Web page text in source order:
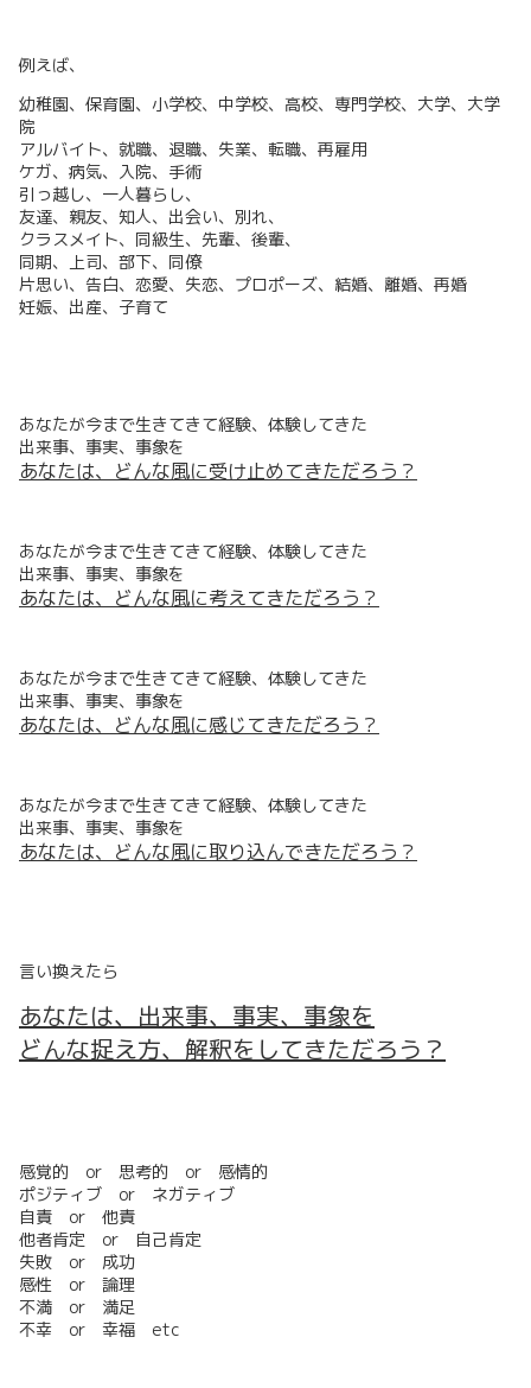
例えば、
幼稚園、保育園、小学校、中学校、高校、専門学校、大学、大学
院
アルバイト、就職、退職、失業、転職、再雇用
ケガ、病気、入院、手術
引っ越し、一人暮らし、
友達、親友、知人、出会い、別れ、
クラスメイト、同級生、先輩、後輩、
同期、上司、部下、同僚
片思い、告白、恋愛、失恋、プロポーズ、結婚、離婚、再婚
妊娠、出産、子育て
あなたが今まで生きてきて経験、体験してきた
出来事、事実、事象を
あなたは、どんな風に受け止めてきただろう？
あなたが今まで生きてきて経験、体験してきた
出来事、事実、事象を
あなたは、どんな風に考えてきただろう？
あなたが今まで生きてきて経験、体験してきた
出来事、事実、事象を
あなたは、どんな風に感じてきただろう？
あなたが今まで生きてきて経験、体験してきた
出来事、事実、事象を
あなたは、どんな風に取り込んできただろう？
言い換えたら
あなたは、出来事、事実、事象を
どんな捉え方、解釈をしてきただろう？
感覚的 or 思考的 or 感情的
ポジティブ or ネガティブ
自責 or 他責
他者肯定 or 自己肯定
失敗 or 成功
感性 or 論理
不満 or 満足
不幸 or 幸福 etc